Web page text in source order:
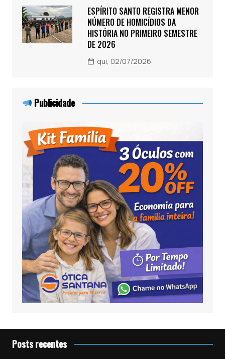
ESPÍRITO SANTO REGISTRA MENOR
NÚMERO DE HOMICÍDIOS DA
HISTÓRIA NO PRIMEIRO SEMESTRE
DE 2026
qui, 02/07/2026
Publicidade
Posts recentes